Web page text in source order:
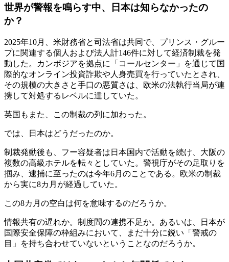
世界が警報を鳴らす中、日本は知らなかったの
か？
2025年10月、米財務省と司法省は共同で、プリンス・グルー
プに関連する個人および法人計146件に対して経済制裁を発
動した。カンボジアを拠点に「コールセンター」を通じて国
際的なオンライン投資詐欺や人身売買を行っていたとされ、
その規模の大きさと手口の悪質さは、欧米の法執行当局が連
携して対処するレベルに達していた。
英国もまた、この制裁の列に加わった。
では、日本はどうだったのか。
制裁発動後も、フー容疑者は日本国内で活動を続け、大阪の
複数の高級ホテルを転々としていた。警視庁がその足取りを
掴み、逮捕に至ったのは今年6月のことである。欧米の制裁
から実に8カ月が経過していた。
この8カ月の空白は何を意味するのだろうか。
情報共有の遅れか。制度間の連携不足か。あるいは、日本が
国際安全保障の枠組みにおいて、まだ十分に鋭い「警戒の
目」を持ち合わせていないということなのだろうか。